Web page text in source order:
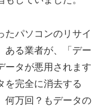
たパソコンのリサイ
ある業者が、「デー
ータが悪用されます
を完全に消去する
何万回？もデータの